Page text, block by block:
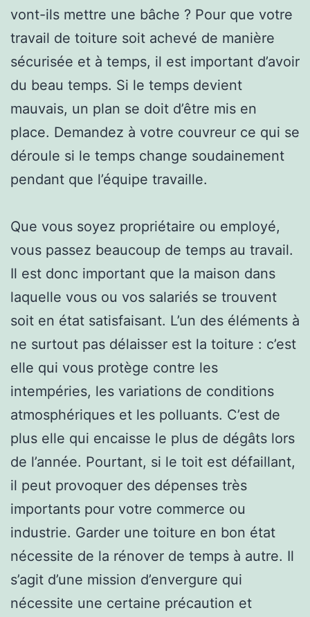
vont-ils mettre une bâche ? Pour que votre
travail de toiture soit achevé de manière
sécurisée et à temps, il est important d’avoir
du beau temps. Si le temps devient
mauvais, un plan se doit d’être mis en
place. Demandez à votre couvreur ce qui se
déroule si le temps change soudainement
pendant que l’équipe travaille.
Que vous soyez propriétaire ou employé,
vous passez beaucoup de temps au travail.
Il est donc important que la maison dans
laquelle vous ou vos salariés se trouvent
soit en état satisfaisant. L’un des éléments à
ne surtout pas délaisser est la toiture : c’est
elle qui vous protège contre les
intempéries, les variations de conditions
atmosphériques et les polluants. C’est de
plus elle qui encaisse le plus de dégâts lors
de l’année. Pourtant, si le toit est défaillant,
il peut provoquer des dépenses très
importants pour votre commerce ou
industrie. Garder une toiture en bon état
nécessite de la rénover de temps à autre. Il
s’agit d’une mission d’envergure qui
nécessite une certaine précaution et